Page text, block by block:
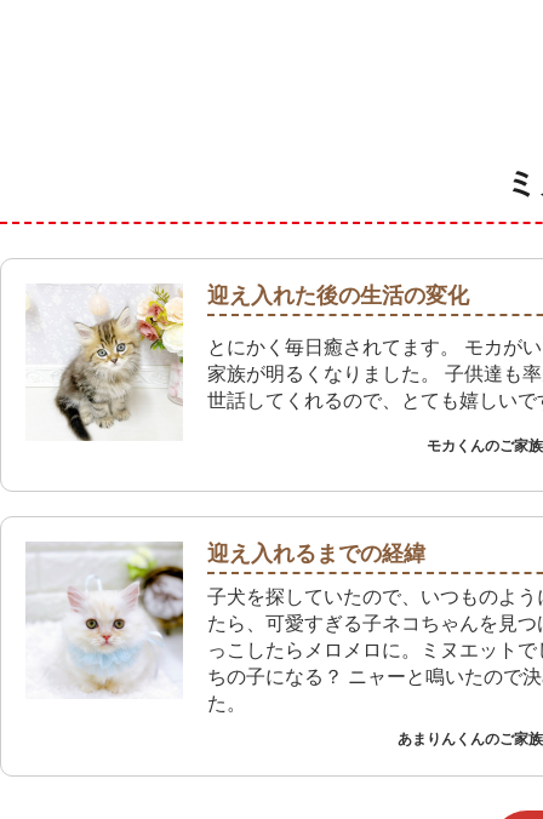
迎え入れた後の生活の変化
とにかく毎日癒されてます。 モカが
家族が明るくなりました。 子供達も
世話してくれるので、とても嬉しいで
モカくんのご家
迎え入れるまでの経緯
子犬を探していたので、いつものよう
たら、可愛すぎる子ネコちゃんを見つ
っこしたらメロメロに。ミヌエットで
ちの子になる？ ニャーと鳴いたので
た。
あまりんくんのご家